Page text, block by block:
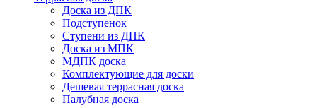
Доска из ДПК
Подступенок
Ступени из ДПК
Доска из МПК
МДПК доска
Комплектующие для доски
Дешевая террасная доска
Палубная доска